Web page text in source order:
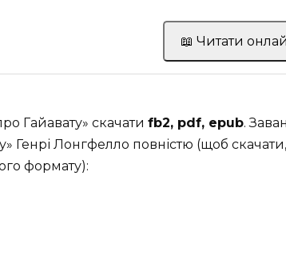
📖 Читати
Гайавату» скачати fb2, pdf, epub.
Генрі Лонгфелло повністю (щоб
формату):